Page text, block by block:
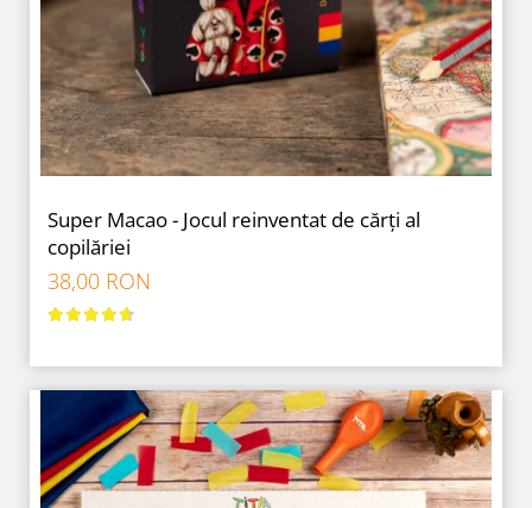
9 Ani
10 Ani
11 - 14 Ani
14+ Ani
Colecția Păcălici
TOATE JOCURILE
Super Macao - Jocul reinventat de cărți al
copilăriei
38,00 RON